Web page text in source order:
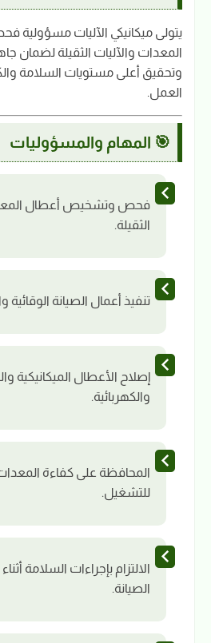
يتولى ميكانيكي الآليات مسؤولية
المعدات والآليات الثقيلة لضمان
وتحقيق أعلى مستويات السلامة
العمل.
🎯 المهام والمسؤوليات
فحص وتشخيص أعطال
الثقيلة.
تنفيذ أعمال الصيانة الوقائية
إصلاح الأعطال الميكانيكية
والكهربائية.
المحافظة على كفاءة
للتشغيل.
الالتزام بإجراءات السلامة
الصيانة.